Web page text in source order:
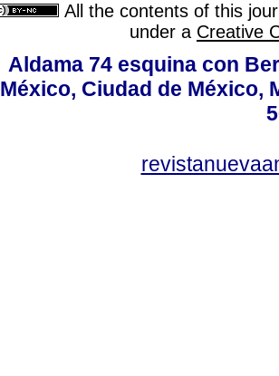
All the contents of this
under a Creative
Aldama 74 esquina con
México, Ciudad de México,